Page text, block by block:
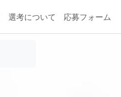
選考について 応募フォーム